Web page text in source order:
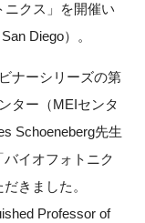
ニクス」を開催い
Diego）。
ナーシリーズの第
ター（MEIセンタ
Schoeneberg先生
イオフォトニク
きました。
Professor of